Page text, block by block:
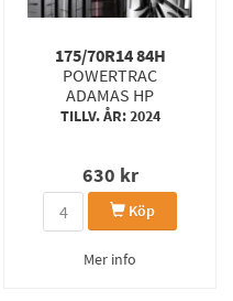
175/70R14 84H
POWERTRAC
ADAMAS HP
TILLV. ÅR: 2024
630 kr
Köp
Mer info